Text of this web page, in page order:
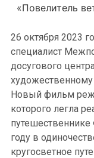
«Повелитель
26 октября 2023
специалист
досугового
Новый фильм
которого легла
году в
кругосветное